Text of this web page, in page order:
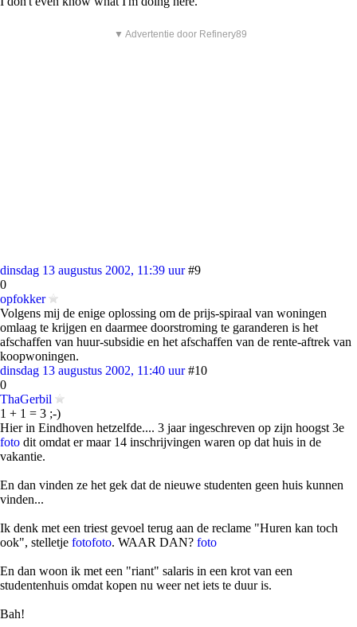
▼ Advertentie door Refinery89
dinsdag 13 augustus 2002, 11:39 uur #9
0
opfokker
Volgens mij de enige oplossing om de prijs-spiraal van woningen
omlaag te krijgen en daarmee doorstroming te garanderen is het
afschaffen van huur-subsidie en het afschaffen van de rente-aftrek van
koopwoningen.
dinsdag 13 augustus 2002, 11:40 uur #10
0
ThaGerbil
1 + 1 = 3 ;-)
Hier in Eindhoven hetzelfde.... 3 jaar ingeschreven op zijn hoogst 3e
foto dit omdat er maar 14 inschrijvingen waren op dat huis in de
vakantie.
En dan vinden ze het gek dat de nieuwe studenten geen huis kunnen
vinden...
Ik denk met een triest gevoel terug aan de reclame "Huren kan toch
ook", stelletje fotofoto. WAAR DAN? foto
En dan woon ik met een "riant" salaris in een krot van een
studentenhuis omdat kopen nu weer net iets te duur is.
Bah!